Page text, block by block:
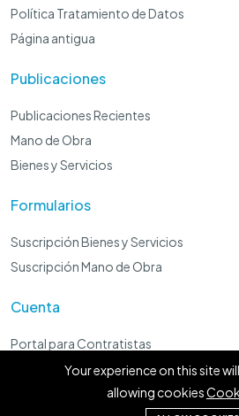
Política Tratamiento de Datos
Página antigua
Publicaciones
Publicaciones Recientes
Mano de Obra
Bienes y Servicios
Formularios
Suscripción Bienes y Servicios
Suscripción Mano de Obra
Cuenta
Portal para Contratistas
Panel Administrador
Your experience on this site
allowing cookies